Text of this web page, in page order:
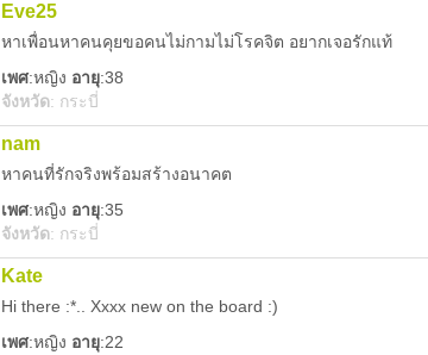
Eve25
หาเพื่อนหาคนคุยขอคนไม่กามไม่โรคจิต อยากเจอรักแท้
เพศ:หญิง อายุ:38
จังหวัด: กระบี่
nam
หาคนที่รักจริงพร้อมสร้างอนาคต
เพศ:หญิง อายุ:35
จังหวัด: กระบี่
Kate
Hi there :*.. Xxxx new on the board :)
เพศ:หญิง อายุ:22